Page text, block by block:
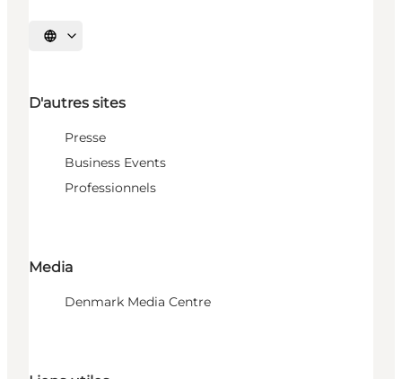
Choisissez la langue
D'autres sites
Presse
Business Events
Professionnels
Media
Denmark Media Centre